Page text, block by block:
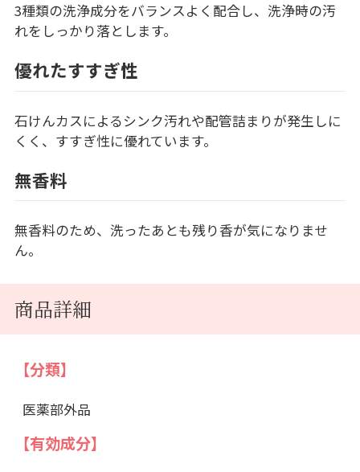
3種類の洗浄成分をバランスよく配合し、洗浄時の汚
れをしっかり落とします。
優れたすすぎ性
石けんカスによるシンク汚れや配管詰まりが発生しに
くく、すすぎ性に優れています。
無香料
無香料のため、洗ったあとも残り香が気になりませ
ん。
商品詳細
【分類】
医薬部外品
【有効成分】